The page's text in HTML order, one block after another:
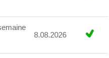
8.08.2026